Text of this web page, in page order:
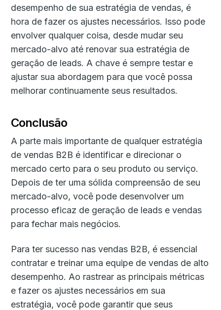
desempenho de sua estratégia de vendas, é
hora de fazer os ajustes necessários. Isso pode
envolver qualquer coisa, desde mudar seu
mercado-alvo até renovar sua estratégia de
geração de leads. A chave é sempre testar e
ajustar sua abordagem para que você possa
melhorar continuamente seus resultados.
Conclusão
A parte mais importante de qualquer estratégia
de vendas B2B é identificar e direcionar o
mercado certo para o seu produto ou serviço.
Depois de ter uma sólida compreensão de seu
mercado-alvo, você pode desenvolver um
processo eficaz de geração de leads e vendas
para fechar mais negócios.
Para ter sucesso nas vendas B2B, é essencial
contratar e treinar uma equipe de vendas de alto
desempenho. Ao rastrear as principais métricas
e fazer os ajustes necessários em sua
estratégia, você pode garantir que seus